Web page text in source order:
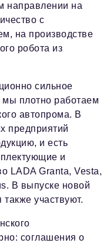
направлении на
с
на производстве
робота из
сильное
мы плотно работаем
автопрома. В
предприятий
и есть
и
LADA Granta, Vesta,
В выпуске новой
участвуют.
соглашения о